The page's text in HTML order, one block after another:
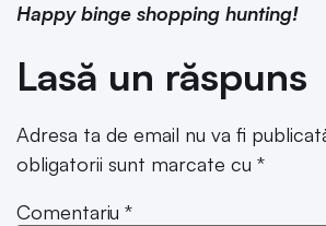
Happy binge shopping hunting!
Lasă un răspuns
Adresa ta de email nu va fi
obligatorii sunt marcate cu *
Comentariu *